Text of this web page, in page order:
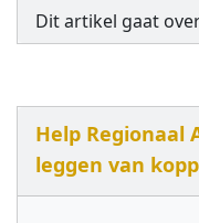
Dit artikel gaat
Help Regionaal
leggen van